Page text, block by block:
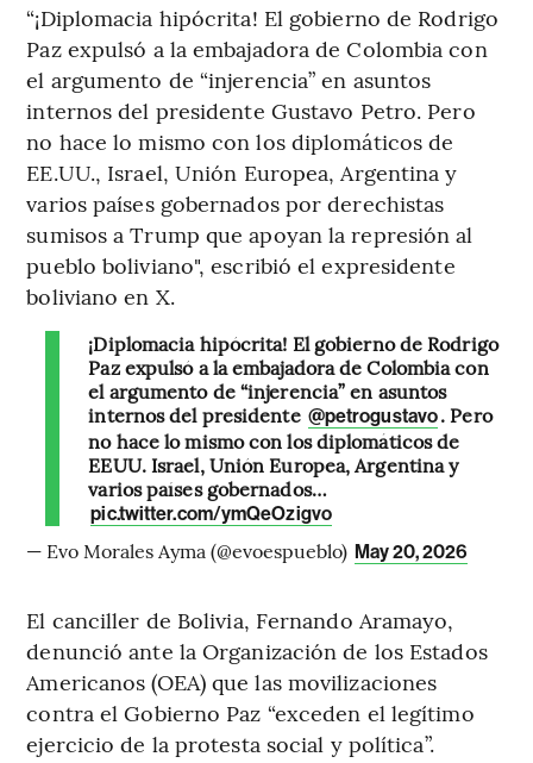
“¡Diplomacia hipócrita! El gobierno de Rodrigo
Paz expulsó a la embajadora de Colombia con
el argumento de “injerencia” en asuntos
internos del presidente Gustavo Petro. Pero
no hace lo mismo con los diplomáticos de
EE.UU., Israel, Unión Europea, Argentina y
varios países gobernados por derechistas
sumisos a Trump que apoyan la represión al
pueblo boliviano", escribió el expresidente
boliviano en X.
¡Diplomacia hipócrita! El gobierno de Rodrigo
Paz expulsó a la embajadora de Colombia con
el argumento de “injerencia” en asuntos
internos del presidente @petrogustavo. Pero
no hace lo mismo con los diplomáticos de
EEUU. Israel, Unión Europea, Argentina y
varios países gobernados…
pic.twitter.com/ymQeOzigvo
— Evo Morales Ayma (@evoespueblo) May 20, 2026
El canciller de Bolivia, Fernando Aramayo,
denunció ante la Organización de los Estados
Americanos (OEA) que las movilizaciones
contra el Gobierno Paz “exceden el legítimo
ejercicio de la protesta social y política”.